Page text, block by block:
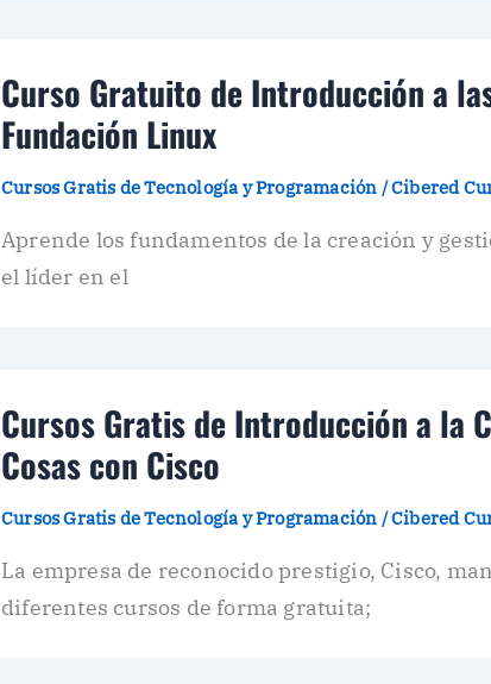
Curso Gratuito de Introducción a
Fundación Linux
Cursos Gratis de Tecnología y Programación /Cibered
Aprende los fundamentos de la creación y
el líder en el
Cursos Gratis de Introducción a la
Cosas con Cisco
Cursos Gratis de Tecnología y Programación /Cibered
La empresa de reconocido prestigio, Cisco,
diferentes cursos de forma gratuita;